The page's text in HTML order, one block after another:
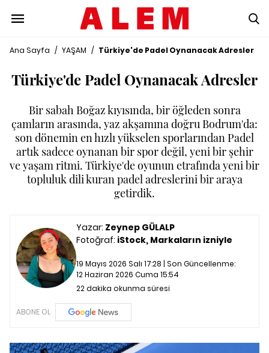
Ana Sayfa / YAŞAM / Türkiye'de Padel Oynanacak Adresler
Türkiye'de Padel Oynanacak Adresler
Bir sabah Boğaz kıyısında, bir öğleden sonra
çamların arasında, yaz akşamına doğru Bodrum'da:
son dönemin en hızlı yükselen sporlarından Padel
artık sadece oynanan bir spor değil, yeni bir şehir
ve yaşam ritmi. Türkiye'de oyunun etrafında yeni bir
topluluk dili kuran padel adreslerini bir araya
getirdik.
Yazar: Zeynep GÜLALP
Fotoğraf: iStock, Markaların izniyle
19 Mayıs 2026 Salı 17:28 | Son Güncellenme:
12 Haziran 2026 Cuma 15:54
22 dakika okunma süresi
ABONE OL